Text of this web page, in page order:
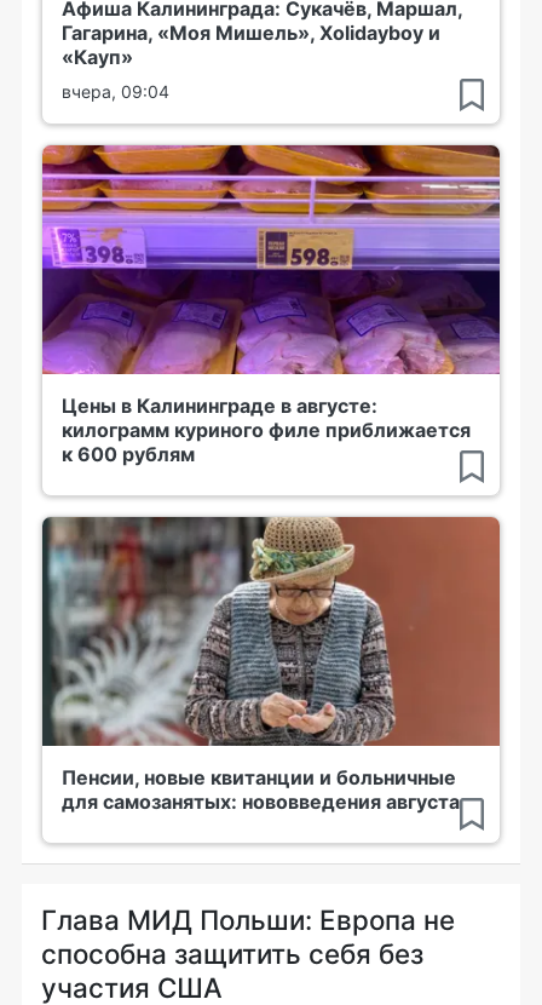
Афиша Калининграда: Сукачёв, Маршал,
Гагарина, «Моя Мишель», Xolidayboy и
«Кауп»
вчера, 09:04
Цены в Калининграде в августе:
килограмм куриного филе приближается
к 600 рублям
Пенсии, новые квитанции и больничные
для самозанятых: нововведения августа
Глава МИД Польши: Европа не
способна защитить себя без
участия США